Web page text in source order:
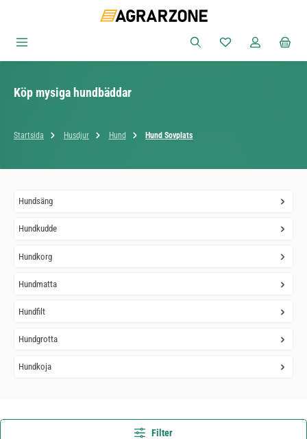
Du har 0 objekt i
Köp mysiga hundbäddar
Startsida Husdjur Hund Hund Sovplats
Hundsäng
Hundkudde
Hundkorg
Hundmatta
Hundfilt
Hundgrotta
Hundkoja
Filter